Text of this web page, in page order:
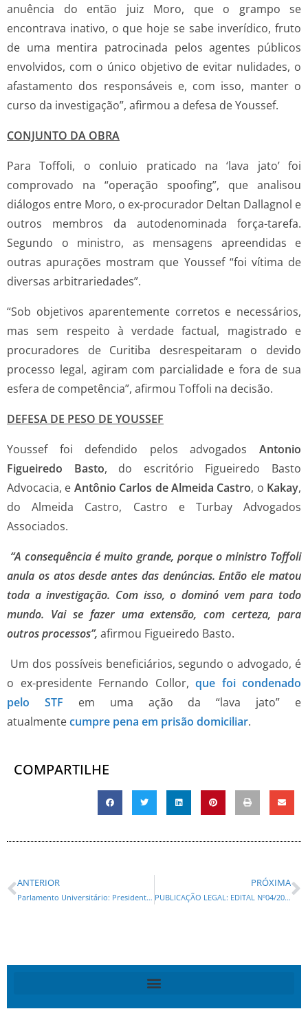
anuência do então juiz Moro, que o grampo se
encontrava inativo, o que hoje se sabe inverídico, fruto
de uma mentira patrocinada pelos agentes públicos
envolvidos, com o único objetivo de evitar nulidades, o
afastamento dos responsáveis e, com isso, manter o
curso da investigação”, afirmou a defesa de Youssef.
CONJUNTO DA OBRA
Para Toffoli, o conluio praticado na ‘lava jato’ foi
comprovado na “operação spoofing”, que analisou
diálogos entre Moro, o ex-procurador Deltan Dallagnol e
outros membros da autodenominada força-tarefa.
Segundo o ministro, as mensagens apreendidas e
outras apurações mostram que Youssef “foi vítima de
diversas arbitrariedades”.
“Sob objetivos aparentemente corretos e necessários,
mas sem respeito à verdade factual, magistrado e
procuradores de Curitiba desrespeitaram o devido
processo legal, agiram com parcialidade e fora de sua
esfera de competência”, afirmou Toffoli na decisão.
DEFESA DE PESO DE YOUSSEF
Youssef foi defendido pelos advogados Antonio
Figueiredo Basto, do escritório Figueiredo Basto
Advocacia, e Antônio Carlos de Almeida Castro, o Kakay,
do Almeida Castro, Castro e Turbay Advogados
Associados.
“A consequência é muito grande, porque o ministro Toffoli
anula os atos desde antes das denúncias. Então ele matou
toda a investigação. Com isso, o dominó vem para todo
mundo. Vai se fazer uma extensão, com certeza, para
outros processos”, afirmou Figueiredo Basto.
Um dos possíveis beneficiários, segundo o advogado, é
o ex-presidente Fernando Collor, que foi condenado
pelo STF em uma ação da “lava jato” e
atualmentecumpre pena em prisão domiciliar.
COMPARTILHE
ANTERIOR
Parlamento Universitário: Presidente, governador e comissões são definidos no 2º dia da simulação
PRÓXIMA
PUBLICAÇÃO LEGAL: EDITAL Nº04/2025 SENAD-PR – LEILÃO POLÍCIA CIVIL -PR. EDITAL Nº05/2025 SENAD-PR – LEILÃO POLÍCIA FEDERAL-PR